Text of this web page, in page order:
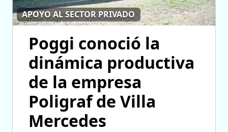
APOYO AL SECTOR PRIVADO
Poggi conoció la
dinámica productiva
de la empresa
Poligraf de Villa
Mercedes